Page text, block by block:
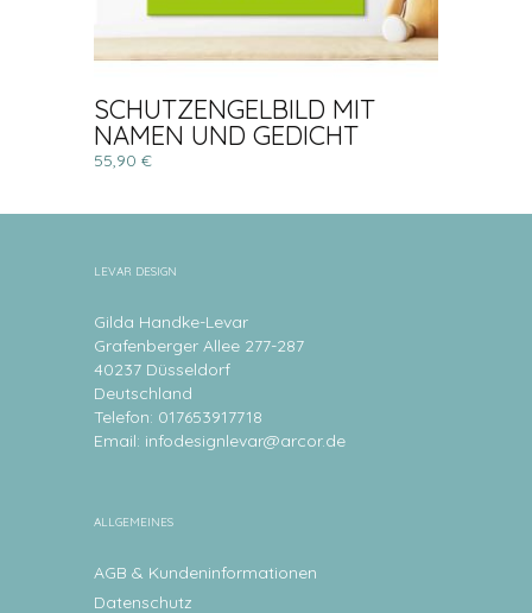
SCHUTZENGELBILD MIT
NAMEN UND GEDICHT
55,90 €
LEVAR DESIGN
Gilda Handke-Levar
Grafenberger Allee 277-287
40237 Düsseldorf
Deutschland
Telefon: 017653917718
Email: infodesignlevar@arcor.de
ALLGEMEINES
AGB & Kundeninformationen
Datenschutz